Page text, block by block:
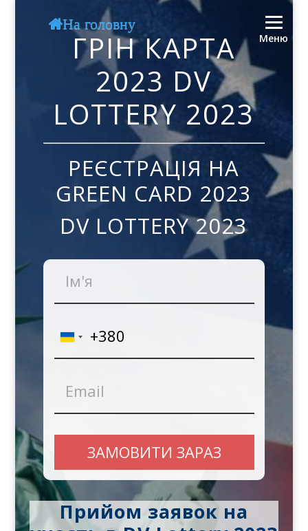
На головну
ГРІН КАРТА
2023 DV
LOTTERY 2023
РЕЄСТРАЦІЯ НА
GREEN CARD 2023
DV LOTTERY 2023
Прийом заявок на
Меню